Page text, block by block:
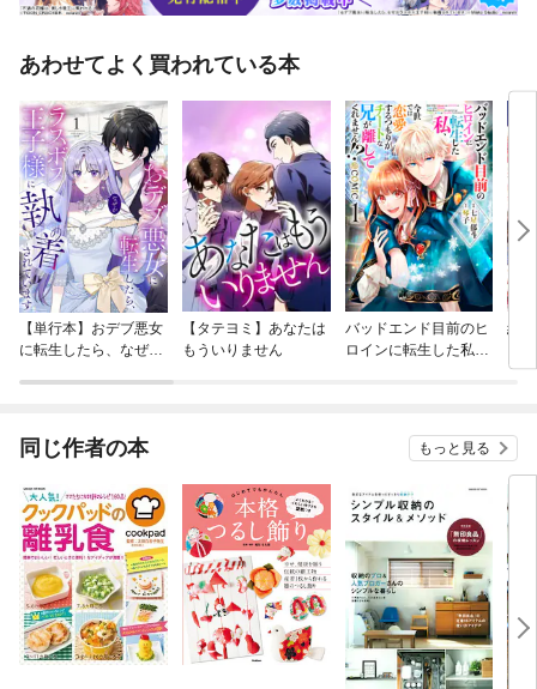
あわせてよく買われている本
【単行本】おデブ悪女
に転生したら、なぜか
【タテヨミ】あなたは
もういりません
バッドエンド目前のヒ
ロインに転生した私、
結
同じ作者の本 もっと見る